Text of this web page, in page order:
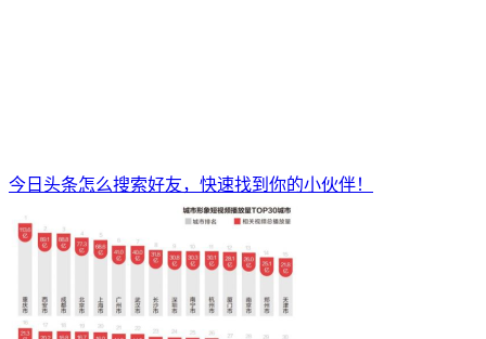
今日头条怎么搜索好友，快速找到你的小伙伴！